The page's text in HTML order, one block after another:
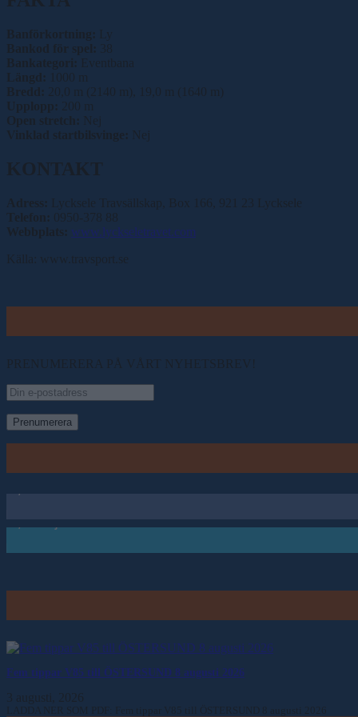
Banförkortning: Ly
Bankod för spel:
38
Bankategori: Eventbana
Längd:
1000 m
Bredd:
20,0 m (2140 m), 19,0 m (1640 m)
Upplopp:
200 m
Open stretch: Nej
Vinklad startbilsvinge: Nej
KONTAKT
Adress: Lycksele Travsällskap, Box 166, 921 23 Lycksele
Telefon: 0950-378 88
Webbplats: www.lyckseletravet.com
Källa: www.travsport.se
PRENUMERERA PÅ VÅRT NYHETSBREV!
Fem tippar V85 till ÖSTERSUND 8 augusti 2026
3 augusti, 2026
LADDA NER SOM PDF: Fem tippar V85 till ÖSTERSUND 8 augusti 2026